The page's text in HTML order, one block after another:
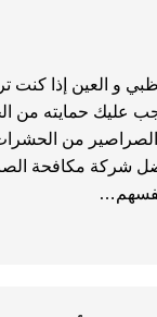
و العين إذا كنت
عليك حمايته من
من
شركة مكافحة